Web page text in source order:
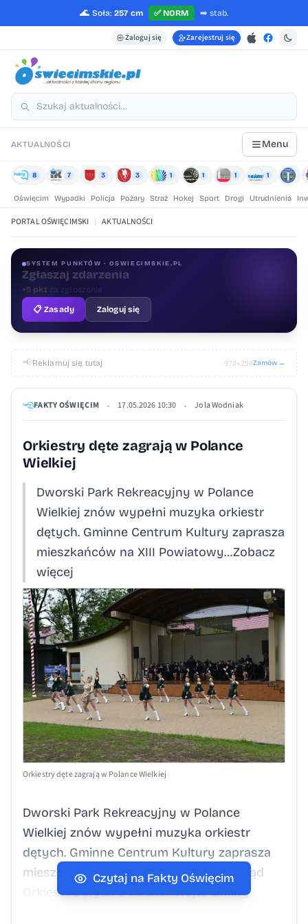
🌊 Soła: 257 cm ✅NORM ➡️ stab.
Zaloguj się Zarejestruj się
AKTUALNOŚCI Menu
8 7 3 3 1 1 1 1
Oświęcim Wypadki Policja Pożary Straż Hokej Sport Drogi Utrudnienia
PORTAL OŚWIĘCIMSKI | AKTUALNOŚCI
SYSTEM PUNKTÓW · OSWIECIMSKIE.PL
Oceniaj treści
+1 pktza ocenę
📋 Zasady
Zaloguj się
📢Reklamuj się tutaj 970×250Zamów →
FAKTY OŚWIĘCIM • 17.05.2026 10:30 • Jola Wodniak
Orkiestry dęte zagrają w Polance
Wielkiej
Dworski Park Rekreacyjny w Polance
Wielkiej znów wypełni muzyka orkiestr
dętych. Gminne Centrum Kultury zaprasza
mieszkańców na XIII Powiatowy…Zobacz
więcej
Orkiestry dęte zagrają w Polance Wielkiej
Dworski Park Rekreacyjny w Polance
Wielkiej znów wypełni muzyka orkiestr
dętych. Gminne Centrum Kultury zaprasza
mieszkańców na XIII Powiatowy Przegląd
Orkiestr Dętych o Puchar Wójta Gminy
Czytaj na Fakty Oświęcim